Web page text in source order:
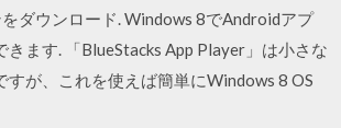
ダウンロード. Windows 8でAndroidアプ
きます. 「BlueStacks App Player」は小さな
すが、これを使えば簡単にWindows 8 OS